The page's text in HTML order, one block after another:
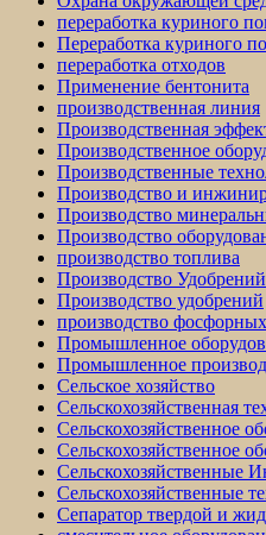
переработка куриного
Переработка куриного
переработка отходов
Применение бентонита
производственная линия
Производственная
Производственное
Производственные
Производство и
Производство
Производство
производство топлива
Производство Удобрений
Производство удобрений
производство
Промышленное
Промышленное
Сельское хозяйство
Сельскохозяйственная
Сельскохозяйственное
Сельскохозяйственное
Сельскохозяйственные
Сельскохозяйственные
Сепаратор твердой и